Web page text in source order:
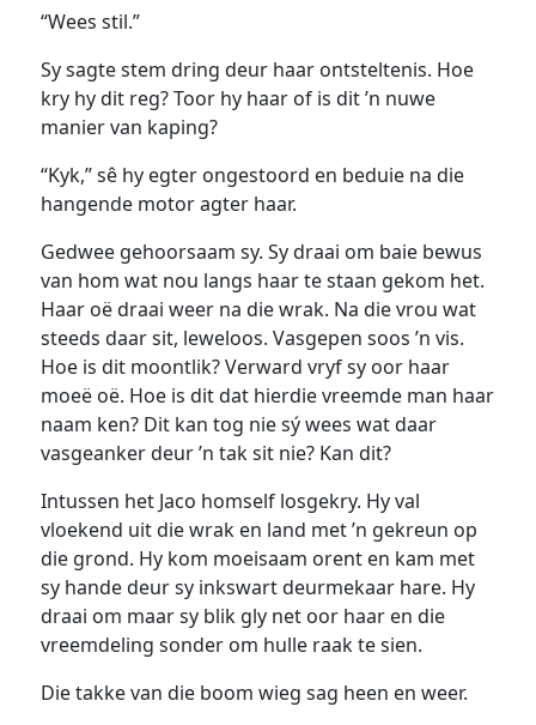
“Wees stil.”
Sy sagte stem dring deur haar ontsteltenis. Hoe
kry hy dit reg? Toor hy haar of is dit ’n nuwe
manier van kaping?
“Kyk,” sê hy egter ongestoord en beduie na die
hangende motor agter haar.
Gedwee gehoorsaam sy. Sy draai om baie bewus
van hom wat nou langs haar te staan gekom het.
Haar oë draai weer na die wrak. Na die vrou wat
steeds daar sit, leweloos. Vasgepen soos ’n vis.
Hoe is dit moontlik? Verward vryf sy oor haar
moeë oë. Hoe is dit dat hierdie vreemde man haar
naam ken? Dit kan tog nie sý wees wat daar
vasgeanker deur ’n tak sit nie? Kan dit?
Intussen het Jaco homself losgekry. Hy val
vloekend uit die wrak en land met ’n gekreun op
die grond. Hy kom moeisaam orent en kam met
sy hande deur sy inkswart deurmekaar hare. Hy
draai om maar sy blik gly net oor haar en die
vreemdeling sonder om hulle raak te sien.
Die takke van die boom wieg sag heen en weer.